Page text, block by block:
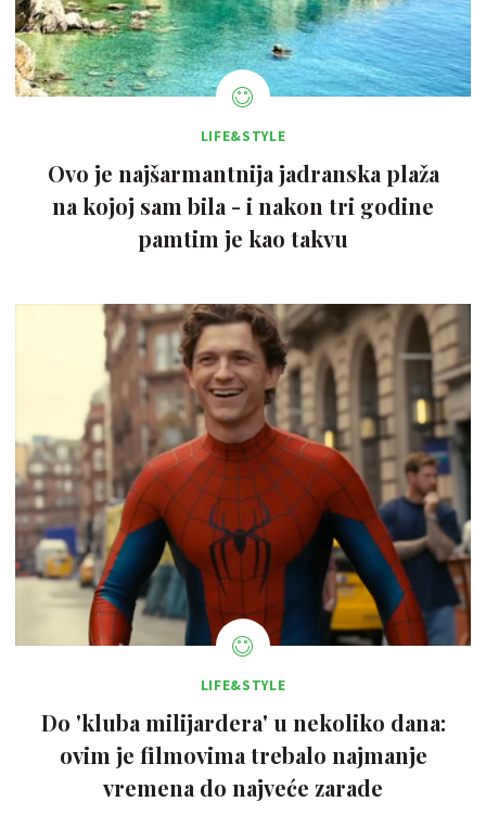
LIFE&STYLE
Ovo je najšarmantnija jadranska plaža
na kojoj sam bila - i nakon tri godine
pamtim je kao takvu
LIFE&STYLE
Do 'kluba milijardera' u nekoliko dana:
ovim je filmovima trebalo najmanje
vremena do najveće zarade